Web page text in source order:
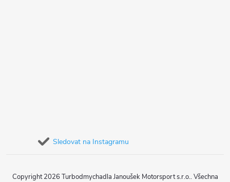
Sledovat na Instagramu
Copyright 2026 Turbodmychadla Janoušek Motorsport s.r.o.. Všechna